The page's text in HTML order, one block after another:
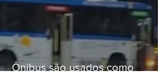
Ônibus são usados como